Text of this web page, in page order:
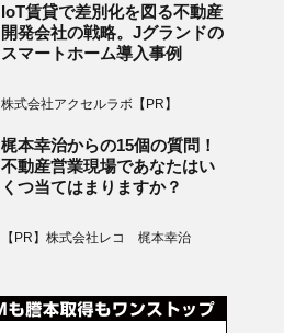
IoT賃貸で差別化を図る不動産
開発会社の戦略。Jグランドの
スマートホーム導入事例
株式会社アクセルラボ【PR】
梶本幸治からの15個の質問！
不動産営業現場であなたはい
くつ当てはまりますか？
【PR】株式会社レコ 梶本幸治